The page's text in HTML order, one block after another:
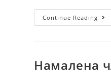
Continue Reading
Намалена